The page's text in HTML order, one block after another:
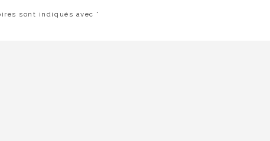
sont indiqués avec *